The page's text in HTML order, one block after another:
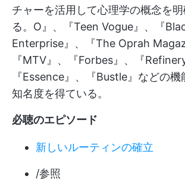
チャーを活用して心理学の概念を
る。O』、『Teen Vogue』、『
Enterprise』、『The Oprah
『MTV』、『Forbes』、『
『Essence』、『Bustle』などの機
知名度を得ている。
必聴のエピソード
新しいルーティンの確立
/参照